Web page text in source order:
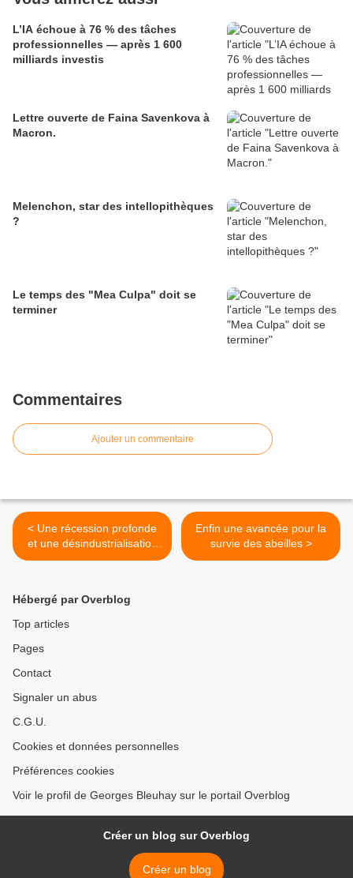
L’IA échoue à 76 % des tâches
professionnelles — après 1 600
milliards investis
Lettre ouverte de Faina Savenkova à
Macron.
Melenchon, star des intellopithèques
?
Le temps des "Mea Culpa" doit se
terminer
Commentaires
Ajouter un commentaire
< Une récession profonde
et une désindustrialisation
pour l’Europe selon Forbes
Enfin une avancée pour la
survie des abeilles >
Hébergé par Overblog
Top articles
Pages
Contact
Signaler un abus
C.G.U.
Cookies et données personnelles
Préférences cookies
Voir le profil de Georges Bleuhay sur le portail Overblog
Créer un blog sur Overblog
Créer un blog